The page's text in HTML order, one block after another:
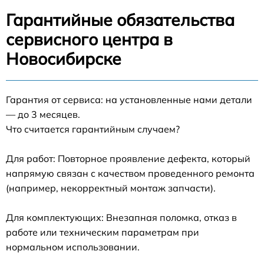
Гарантийные обязательства
сервисного центра в
Новосибирске
Гарантия от сервиса: на установленные нами детали
— до 3 месяцев.
Что считается гарантийным случаем?
Для работ: Повторное проявление дефекта, который
напрямую связан с качеством проведенного ремонта
(например, некорректный монтаж запчасти).
Для комплектующих: Внезапная поломка, отказ в
работе или техническим параметрам при
нормальном использовании.